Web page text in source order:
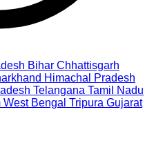
Bihar Chhattisgarh
Himachal Pradesh
Telangana Tamil Nadu
West Bengal Tripura Gujarat